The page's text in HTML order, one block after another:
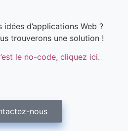
idées d’applications Web ?
trouverons une solution !
le no-code, cliquez ici.
nous